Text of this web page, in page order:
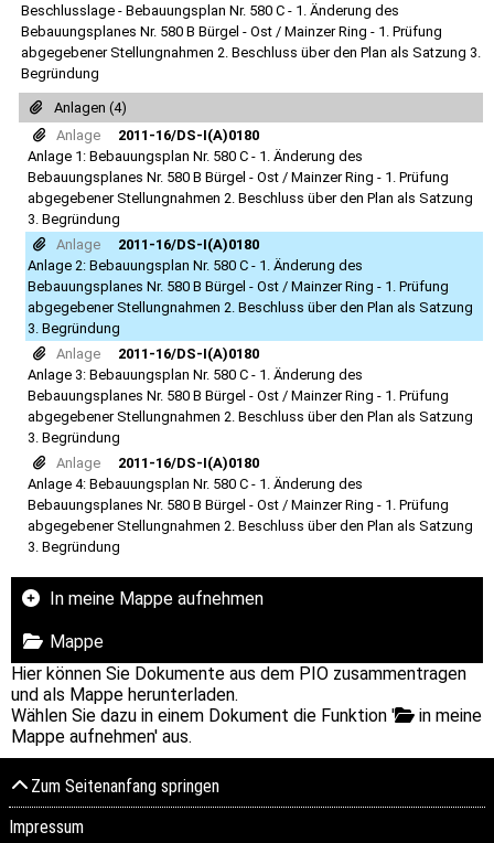
Beschlusslage - Bebauungsplan Nr. 580 C - 1. Änderung des
Bebauungsplanes Nr. 580 B Bürgel - Ost / Mainzer Ring - 1. Prüfung
abgegebener Stellungnahmen 2. Beschluss über den Plan als Satzung 3.
Begründung
Anlagen (4)
Anlage
2011-16/DS-I(A)0180
Anlage 1: Bebauungsplan Nr. 580 C - 1. Änderung des
Bebauungsplanes Nr. 580 B Bürgel - Ost / Mainzer Ring - 1. Prüfung
abgegebener Stellungnahmen 2. Beschluss über den Plan als Satzung
3. Begründung
Anlage
2011-16/DS-I(A)0180
Anlage 2: Bebauungsplan Nr. 580 C - 1. Änderung des
Bebauungsplanes Nr. 580 B Bürgel - Ost / Mainzer Ring - 1. Prüfung
abgegebener Stellungnahmen 2. Beschluss über den Plan als Satzung
3. Begründung
Anlage
2011-16/DS-I(A)0180
Anlage 3: Bebauungsplan Nr. 580 C - 1. Änderung des
Bebauungsplanes Nr. 580 B Bürgel - Ost / Mainzer Ring - 1. Prüfung
abgegebener Stellungnahmen 2. Beschluss über den Plan als Satzung
3. Begründung
Anlage
2011-16/DS-I(A)0180
Anlage 4: Bebauungsplan Nr. 580 C - 1. Änderung des
Bebauungsplanes Nr. 580 B Bürgel - Ost / Mainzer Ring - 1. Prüfung
abgegebener Stellungnahmen 2. Beschluss über den Plan als Satzung
3. Begründung
In meine Mappe aufnehmen
Mappe
Hier können Sie Dokumente aus dem PIO zusammentragen
und als Mappe herunterladen.
Wählen Sie dazu in einem Dokument die Funktion '
in meine
Mappe aufnehmen' aus.
Zum Seitenanfang springen
Impressum